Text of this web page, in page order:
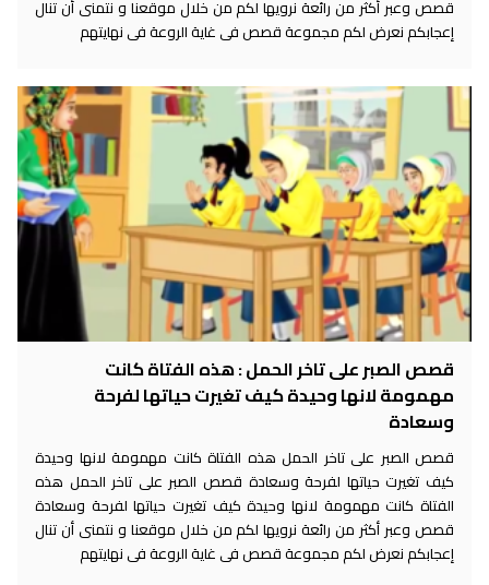
قصص وعبر أكثر من رائعة نرويها لكم من خلال موقعنا و نتمنى أن تنال
إعجابكم نعرض لكم مجموعة قصص فى غاية الروعة فى نهايتهم
قصص الصبر على تاخر الحمل : هذه الفتاة كانت
مهمومة لانها وحيدة كيف تغيرت حياتها لفرحة
وسعادة
قصص الصبر على تاخر الحمل هذه الفتاة كانت مهمومة لانها وحيدة
كيف تغيرت حياتها لفرحة وسعادة قصص الصبر على تاخر الحمل هذه
الفتاة كانت مهمومة لانها وحيدة كيف تغيرت حياتها لفرحة وسعادة
قصص وعبر أكثر من رائعة نرويها لكم من خلال موقعنا و نتمنى أن تنال
إعجابكم نعرض لكم مجموعة قصص فى غاية الروعة فى نهايتهم